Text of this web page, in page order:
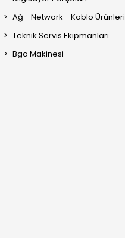
Ağ - Network - Kablo Ürünleri
Teknik Servis Ekipmanları
Bga Makinesi